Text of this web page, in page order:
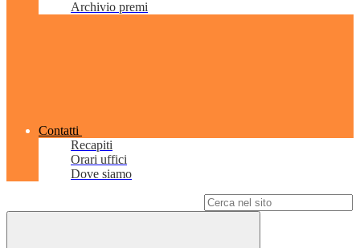
Archivio premi
Contatti
Recapiti
Orari uffici
Dove siamo